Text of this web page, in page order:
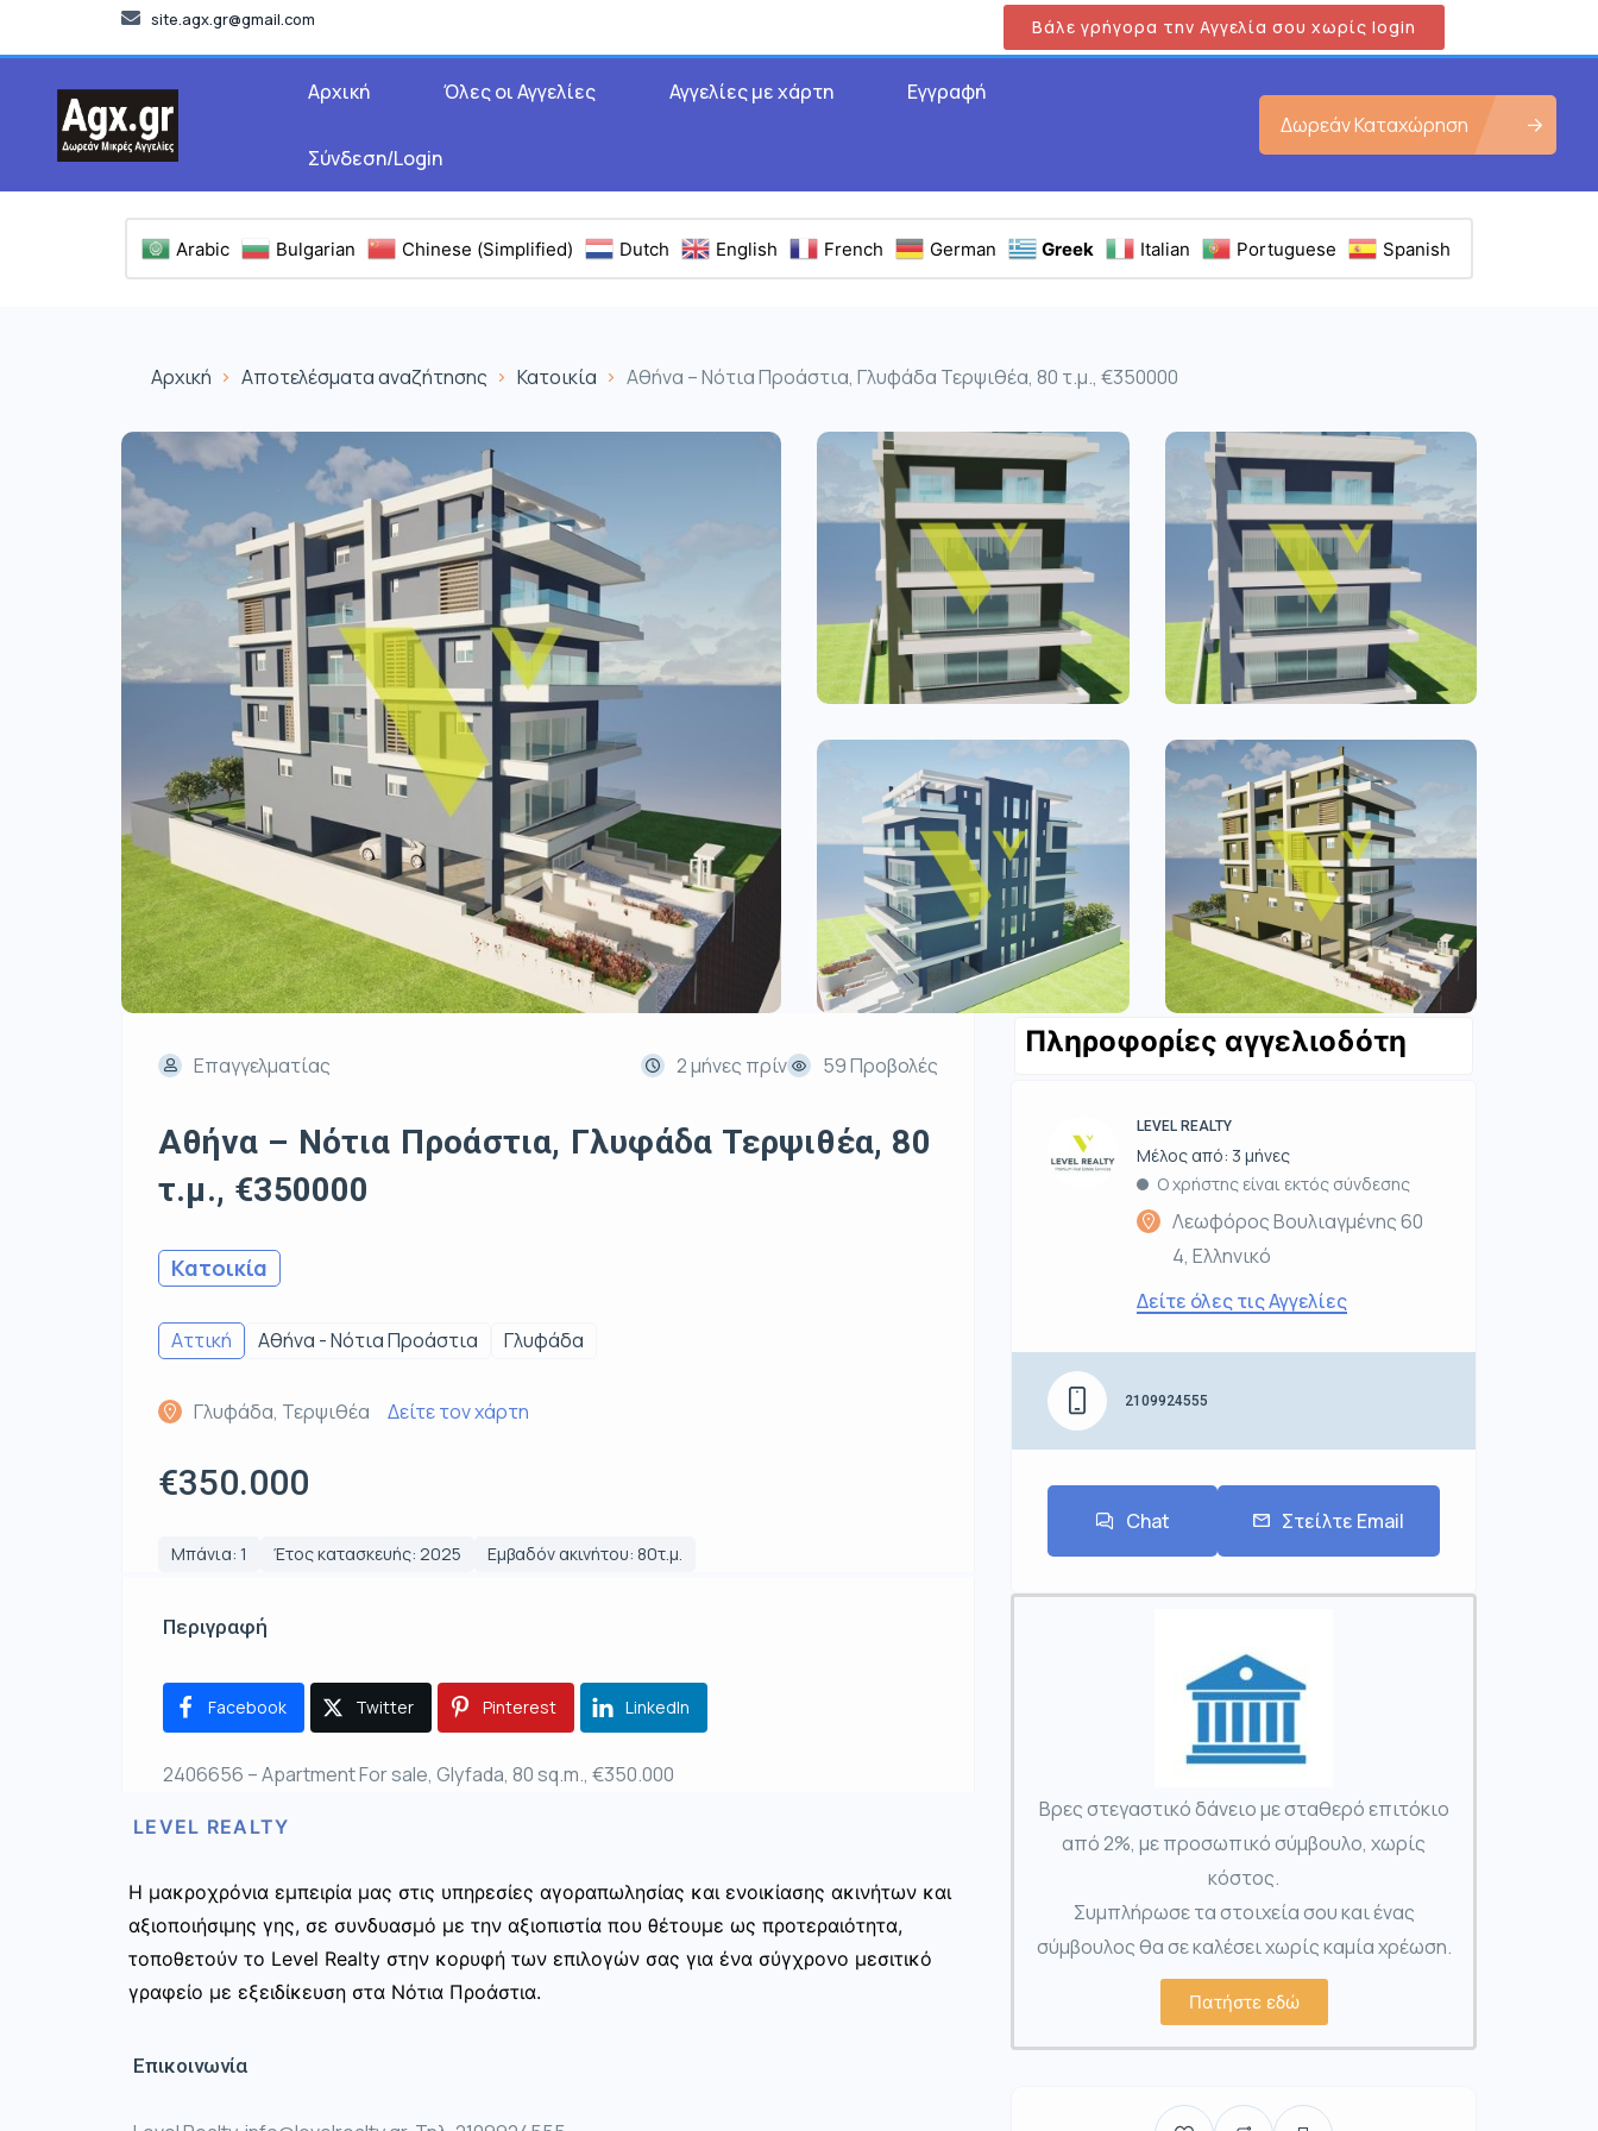
site.agx.gr@gmail.com Βάλε γρήγορα την Αγγελία σου χωρίς login
Αρχική Όλες οι Αγγελίες Αγγελίες με χάρτη Εγγραφή
Σύνδεση/Login
Δωρεάν Καταχώρηση
Arabic Bulgarian Chinese (Simplified) Dutch English French German Greek Italian Portuguese Spanish
Αρχική Αποτελέσματα αναζήτησης Κατοικία Αθήνα – Νότια Προάστια, Γλυφάδα Τερψιθέα, 80 τ.μ., €350000
Επαγγελματίας 2 μήνες πρίν 59 Προβολές
Αθήνα – Νότια Προάστια, Γλυφάδα Τερψιθέα, 80
τ.μ., €350000
Κατοικία
Αττική Αθήνα - Νότια Προάστια Γλυφάδα
Γλυφάδα, Τερψιθέα Δείτε τον χάρτη
€350.000
Μπάνια: 1 Έτος κατασκευής: 2025 Εμβαδόν ακινήτου: 80τ.μ.
Περιγραφή
Facebook Twitter Pinterest LinkedIn
2406656 – Apartment For sale, Glyfada, 80 sq.m., €350.000
LEVEL REALTY
Η μακροχρόνια εμπειρία μας στις υπηρεσίες αγοραπωλησίας και ενοικίασης ακινήτων και
αξιοποιήσιμης γης, σε συνδυασμό με την αξιοπιστία που θέτουμε ως προτεραιότητα,
τοποθετούν το Level Realty στην κορυφή των επιλογών σας για ένα σύγχρονο μεσιτικό
γραφείο με εξειδίκευση στα Νότια Προάστια.
Επικοινωνία
Πληροφορίες αγγελιοδότη
LEVEL REALTY
Μέλος από: 3 μήνες
Ο χρήστης είναι εκτός σύνδεσης
Λεωφόρος Βουλιαγμένης 60
4, Ελληνικό
Δείτε όλες τις Αγγελίες
2109924555
Chat Στείλτε Email
Βρες στεγαστικό δάνειο με σταθερό επιτόκιο
από 2%, με προσωπικό σύμβουλο, χωρίς
κόστος.
Συμπλήρωσε τα στοιχεία σου και ένας
σύμβουλος θα σε καλέσει χωρίς καμία χρέωση.
Πατήστε εδώ